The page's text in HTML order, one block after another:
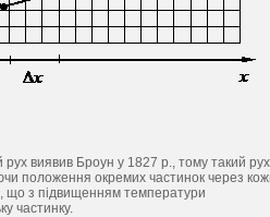
виявив Броун у 1827 р., тому такий рух
положення окремих частинок через
що з підвищенням температури
частинку.